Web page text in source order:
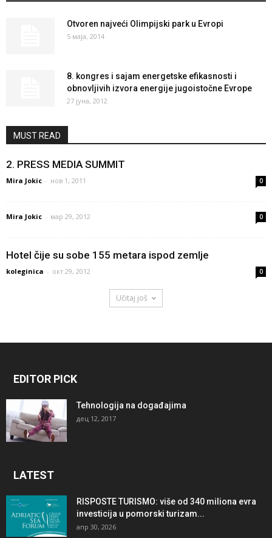
Otvoren najveći Olimpijski park u Evropi
5 маја, 2014
8. kongres i sajam energetske efikasnosti i
obnovljivih izvora energije jugoistočne Evrope
27 јуна, 2012
MUST READ
2. PRESS MEDIA SUMMIT
Mira Jokic - нов 1, 2011 0
Mira Jokic - мар 29, 2012 0
Hotel čije su sobe 155 metara ispod zemlje
koleginica - окт 29, 2012 0
Učitaj još
EDITOR PICK
Tehnologija na događajima
дец 12, 2017
LATEST
RISPOSTE TURISMO: više od 340 miliona evra
investicija u pomorski turizam...
апр 30, 2026